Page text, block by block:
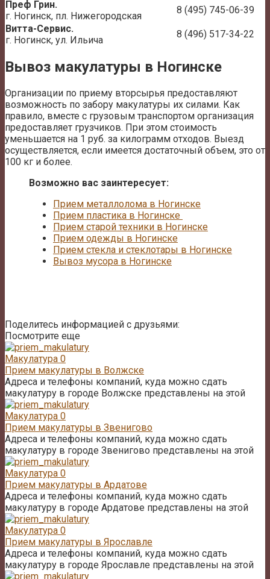
Преф Грин.
г. Ногинск, пл. Нижегородская
8 (495) 745-06-39
Витта-Сервис.
г. Ногинск, ул. Ильича
8 (496) 517-34-22
Вывоз макулатуры в Ногинске
Организации по приему вторсырья предоставляют
возможность по забору макулатуры их силами. Как
правило, вместе с грузовым транспортом организация
предоставляет грузчиков. При этом стоимость
уменьшается на 1 руб. за килограмм отходов. Выезд
осуществляется, если имеется достаточный объем, это от
100 кг и более.
Возможно вас заинтересует:
Прием металлолома в Ногинске
Прием пластика в Ногинске
Прием старой техники в Ногинске
Прием одежды в Ногинске
Прием стекла и стеклотары в Ногинске
Вывоз мусора в Ногинске
Поделитесь информацией с друзьями:
Посмотрите еще
Макулатура 0
Прием макулатуры в Волжске
Адреса и телефоны компаний, куда можно сдать
макулатуру в городе Волжске представлены на этой
Макулатура 0
Прием макулатуры в Звенигово
Адреса и телефоны компаний, куда можно сдать
макулатуру в городе Звенигово представлены на этой
Макулатура 0
Прием макулатуры в Ардатове
Адреса и телефоны компаний, куда можно сдать
макулатуру в городе Ардатове представлены на этой
Макулатура 0
Прием макулатуры в Ярославле
Адреса и телефоны компаний, куда можно сдать
макулатуру в городе Ярославле представлены на этой